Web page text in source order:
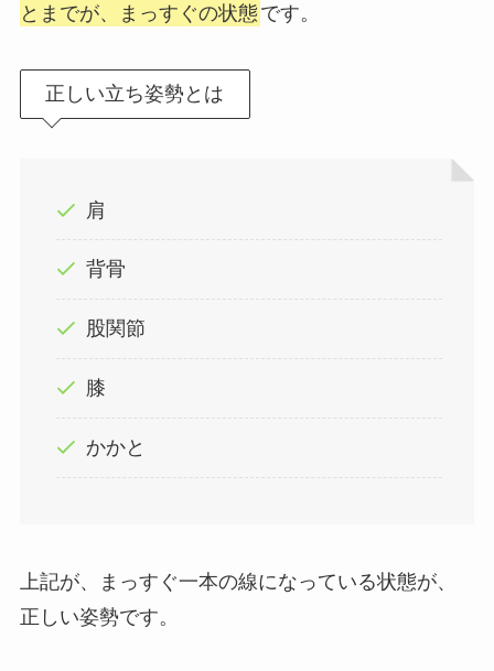
とまでが、まっすぐの状態 です。
正しい立ち姿勢とは
肩
背骨
股関節
膝
かかと
上記が、まっすぐ一本の線になっている状態が、
正しい姿勢です。